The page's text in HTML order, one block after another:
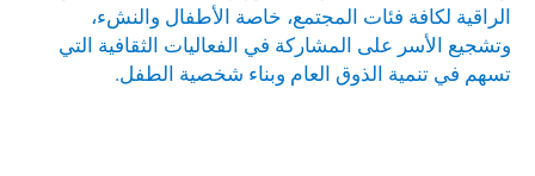
الراقية لكافة فئات المجتمع، خاصة الأطفال والنشء،
وتشجيع الأسر على المشاركة في الفعاليات الثقافية التي
تسهم في تنمية الذوق العام وبناء شخصية الطفل.